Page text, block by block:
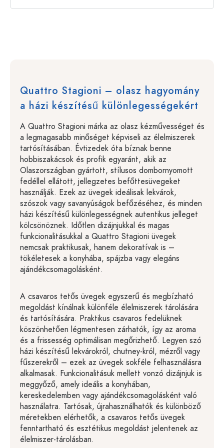
Quattro Stagioni – olasz hagyomány
a házi készítésű különlegességekért
A Quattro Stagioni márka az olasz kézművességet és
a legmagasabb minőséget képviseli az élelmiszerek
tartósításában. Évtizedek óta bíznak benne
hobbiszakácsok és profik egyaránt, akik az
Olaszországban gyártott, stílusos dombornyomott
fedéllel ellátott, jellegzetes befőttesüvegeket
használják. Ezek az üvegek ideálisak lekvárok,
szószok vagy savanyúságok befőzéséhez, és minden
házi készítésű különlegességnek autentikus jelleget
kölcsönöznek. Időtlen dizájnjukkal és magas
funkcionalitásukkal a Quattro Stagioni üvegek
nemcsak praktikusak, hanem dekoratívak is –
tökéletesek a konyhába, spájzba vagy elegáns
ajándékcsomagolásként.
A csavaros tetős üvegek egyszerű és megbízható
megoldást kínálnak különféle élelmiszerek tárolására
és tartósítására. Praktikus csavaros fedelüknek
köszönhetően légmentesen zárhatók, így az aroma
és a frissesség optimálisan megőrizhető. Legyen szó
házi készítésű lekvárokról, chutney-król, mézről vagy
fűszerekről – ezek az üvegek sokféle felhasználásra
alkalmasak. Funkcionalitásuk mellett vonzó dizájnjuk is
meggyőző, amely ideális a konyhában,
kereskedelemben vagy ajándékcsomagolásként való
használatra. Tartósak, újrahasználhatók és különböző
méretekben elérhetők, a csavaros tetős üvegek
fenntartható és esztétikus megoldást jelentenek az
élelmiszer-tárolásban.